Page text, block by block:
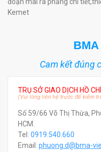
Kemet
BMA
Cam kết đúng
TRỤ SỞ GIAO DỊCH HỒ
(Vui lòng liên hệ trước để kiểm
Số 59/66 Võ Thị Thừa,
HCM.
Tel: 0919.540.660
Email: phuong.d@bma-